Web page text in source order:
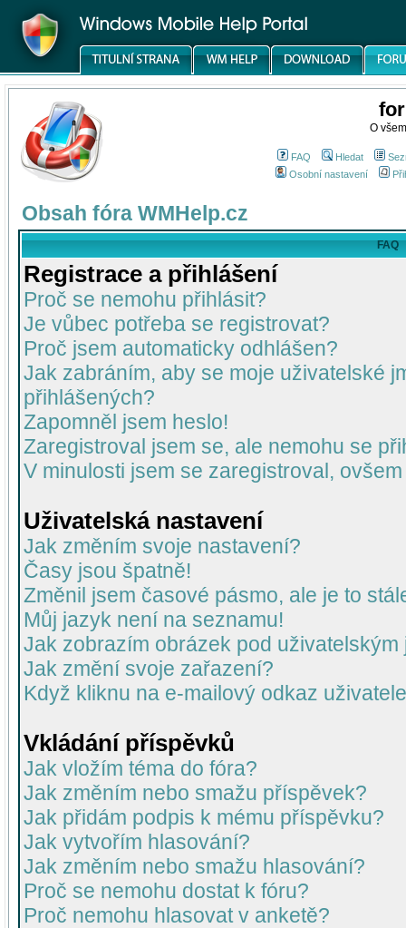
O
FAQ Hledat
Osobní nastavení
Obsah fóra WMHelp.cz
FAQ
Registrace a přihlášení
Proč se nemohu přihlásit?
Je vůbec potřeba se registrovat?
Proč jsem automaticky odhlášen?
Jak zabráním, aby se moje uživatelské
přihlášených?
Zapomněl jsem heslo!
Zaregistroval jsem se, ale nemohu se
V minulosti jsem se zaregistroval,
Uživatelská nastavení
Jak změním svoje nastavení?
Časy jsou špatně!
Změnil jsem časové pásmo, ale je to
Můj jazyk není na seznamu!
Jak zobrazím obrázek pod uživatelským
Jak změní svoje zařazení?
Když kliknu na e-mailový odkaz
Vkládání příspěvků
Jak vložím téma do fóra?
Jak změním nebo smažu příspěvek?
Jak přidám podpis k mému příspěvku?
Jak vytvořím hlasování?
Jak změním nebo smažu hlasování?
Proč se nemohu dostat k fóru?
Proč nemohu hlasovat v anketě?